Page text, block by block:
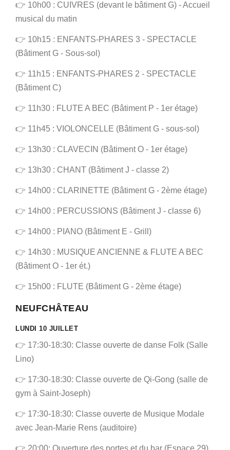
👉 10h00 : CUIVRES (devant le bâtiment G) - Accueil
musical du matin
👉 10h15 : ENFANTS-PHARES 3 - SPECTACLE
(Bâtiment G - Sous-sol)
👉 11h15 : ENFANTS-PHARES 2 - SPECTACLE
(Bâtiment C)
👉 11h30 : FLUTE A BEC (Bâtiment P - 1er étage)
👉 11h45 : VIOLONCELLE (Bâtiment G - sous-sol)
👉 13h30 : CLAVECIN (Bâtiment O - 1er étage)
👉 13h30 : CHANT (Bâtiment J - classe 2)
👉 14h00 : CLARINETTE (Bâtiment G - 2ème étage)
👉 14h00 : PERCUSSIONS (Bâtiment J - classe 6)
👉 14h00 : PIANO (Bâtiment E - Grill)
👉 14h30 : MUSIQUE ANCIENNE & FLUTE A BEC
(Bâtiment O - 1er ét.)
👉 15h00 : FLUTE (Bâtiment G - 2ème étage)
NEUFCHÂTEAU
LUNDI 10 JUILLET
👉 17:30-18:30: Classe ouverte de danse Folk (Salle
Lino)
👉 17:30-18:30: Classe ouverte de Qi-Gong (salle de
gym à Saint-Joseph)
👉 17:30-18:30: Classe ouverte de Musique Modale
avec Jean-Marie Rens (auditoire)
👉 20:00: Ouverture des portes et du bar (Espace 29)